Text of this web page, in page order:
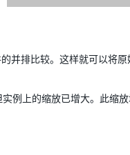
并排比较。这样就可以将
例上的缩放已增大。此缩